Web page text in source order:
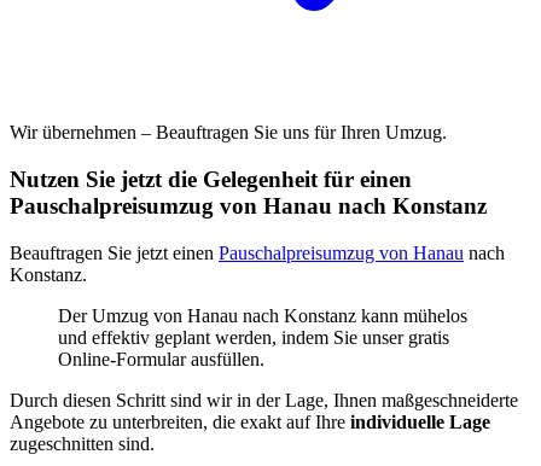
Wir übernehmen – Beauftragen Sie uns für Ihren Umzug.
Nutzen Sie jetzt die Gelegenheit für einen
Pauschalpreisumzug von Hanau nach Konstanz
Beauftragen Sie jetzt einen Pauschalpreisumzug von Hanau nach
Konstanz.
Der Umzug von Hanau nach Konstanz kann mühelos
und effektiv geplant werden, indem Sie unser gratis
Online-Formular ausfüllen.
Durch diesen Schritt sind wir in der Lage, Ihnen maßgeschneiderte
Angebote zu unterbreiten, die exakt auf Ihre individuelle Lage
zugeschnitten sind.